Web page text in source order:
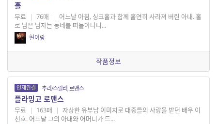
홀
무료 | 76매 |
어느날 아침, 싱크홀과 함께 홀연히 사라져 버린 아내. 홀
로 남은 남자는 동네를 떠돌아다니...
현이랑
작품정보
연재완결 추리/스릴러, 로맨스
플라밍고 로맨스
무료 | 163매 | 자상한 유부남 이미지로 대중들의 사랑을 받던 배우 이
천호. 어느날 그의 아내와 어머니가 드...